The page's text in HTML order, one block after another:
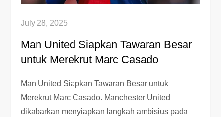
July 28, 2025
Man United Siapkan Tawaran Besar
untuk Merekrut Marc Casado
Man United Siapkan Tawaran Besar untuk
Merekrut Marc Casado. Manchester United
dikabarkan menyiapkan langkah ambisius pada